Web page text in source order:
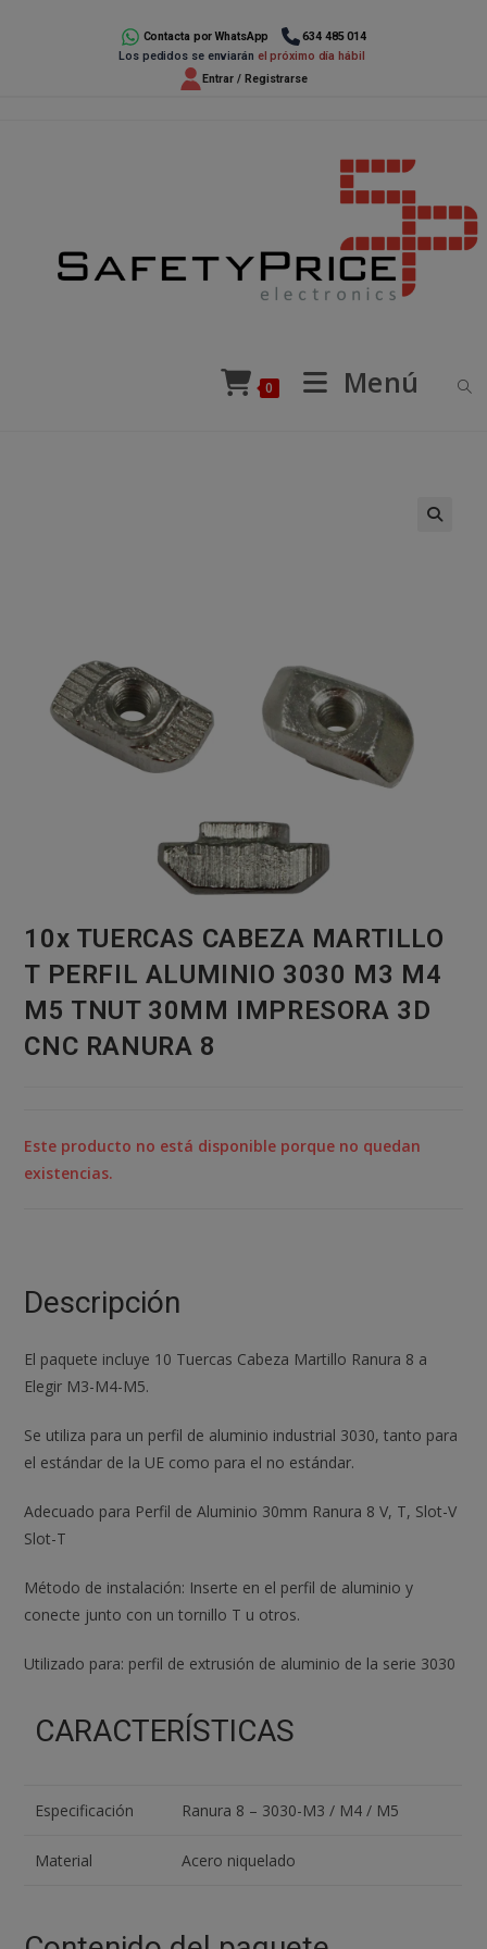
Contacta por WhatsApp
634 485 014
Los pedidos se enviarán el próximo día hábil
Entrar / Registrarse
0 Menú
10x TUERCAS CABEZA MARTILLO
T PERFIL ALUMINIO 3030 M3 M4
M5 TNUT 30MM IMPRESORA 3D
CNC RANURA 8
Este producto no está disponible porque no quedan
existencias.
Descripción
El paquete incluye 10 Tuercas Cabeza Martillo Ranura 8 a
Elegir M3-M4-M5.
Se utiliza para un perfil de aluminio industrial 3030, tanto para
el estándar de la UE como para el no estándar.
Adecuado para Perfil de Aluminio 30mm Ranura 8 V, T, Slot-V
Slot-T
Método de instalación: Inserte en el perfil de aluminio y
conecte junto con un tornillo T u otros.
Utilizado para: perfil de extrusión de aluminio de la serie 3030
CARACTERÍSTICAS
Especificación Ranura 8 – 3030-M3 / M4 / M5
Material Acero niquelado